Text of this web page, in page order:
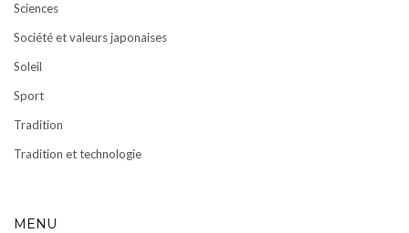
Sciences
Société et valeurs japonaises
Soleil
Sport
Tradition
Tradition et technologie
MENU